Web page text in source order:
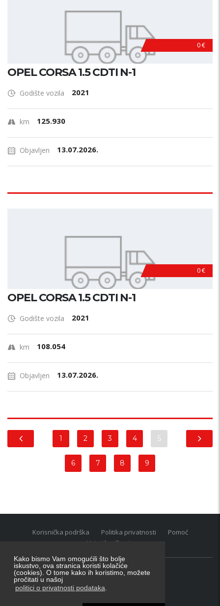
Kako bismo Vam omogućili što bolje
iskustvo, ova stranica koristi kolačiće
(cookies). O tome kako ih koristimo, možete
pročitati u našoj
politici o privatnosti podataka
0 €
OPEL CORSA 1.5 CDTI N-1
Godište vozila 2021
km 125.930
Objavljen 13.07.2026.
0 €
OPEL CORSA 1.5 CDTI N-1
Godište vozila 2021
km 108.054
Objavljen 13.07.2026.
1 2 3 4 5
6 7 8 9
Korisnička podrška Politika privatnosti
Pomoć
Uvjeti korištenja
Oglasnik grupacija:posao.hr|oglasnik.hr|auti.hr
Tečaj za konverziju u EUR valutu: 1 euro = 7.53450 kn